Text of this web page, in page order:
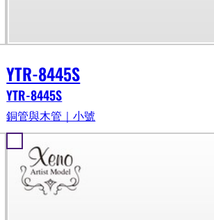
YTR-8445S
YTR-8445S
銅管與木管｜小號